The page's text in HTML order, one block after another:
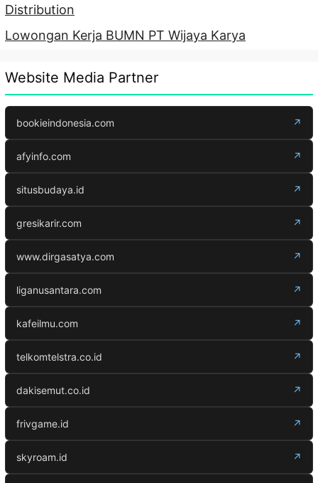
Distribution
Lowongan Kerja BUMN PT Wijaya Karya
Website Media Partner
bookieindonesia.com ↗
afyinfo.com ↗
situsbudaya.id ↗
gresikarir.com ↗
www.dirgasatya.com ↗
liganusantara.com ↗
kafeilmu.com ↗
telkomtelstra.co.id ↗
dakisemut.co.id ↗
frivgame.id ↗
skyroam.id ↗